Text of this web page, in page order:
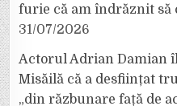
furie că am îndrăznit să
31/07/2026
Actorul Adrian Damian
Misăilă că a desființat
„din răzbunare față de